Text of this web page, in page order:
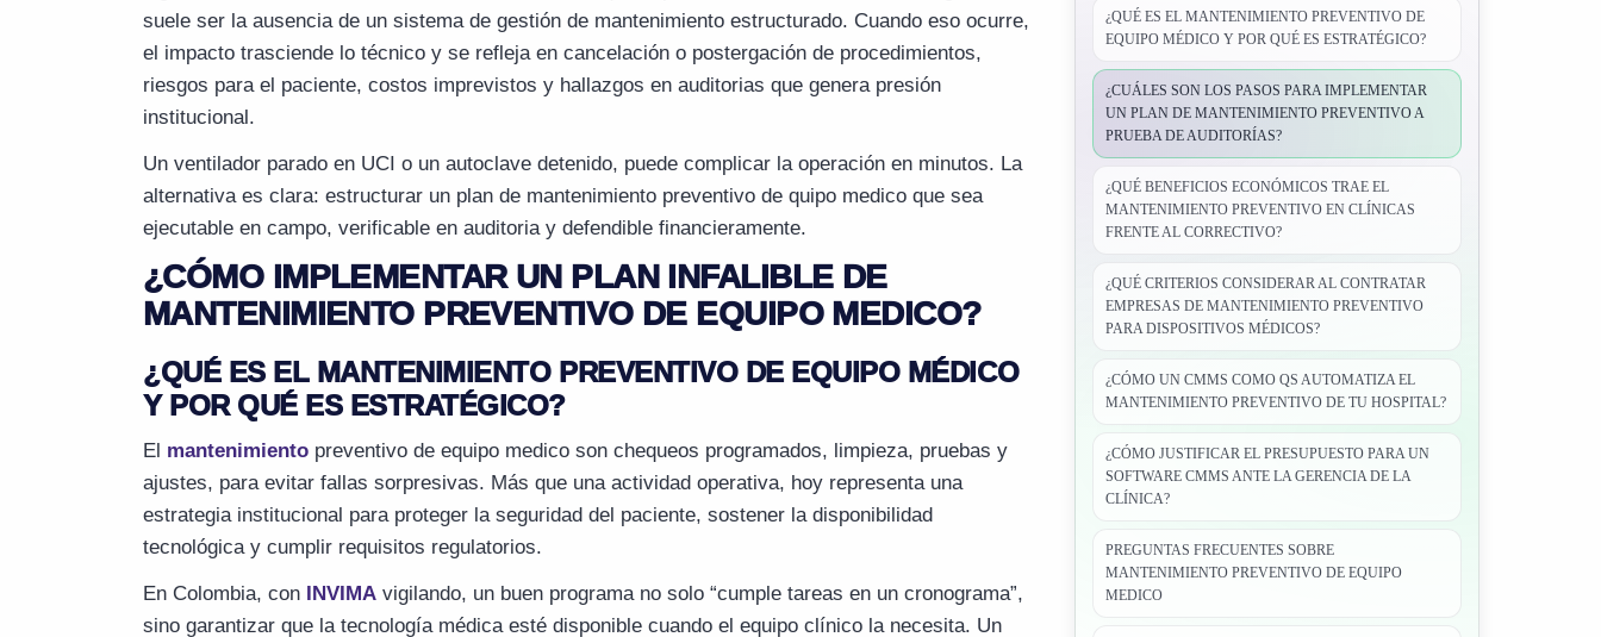
suele ser la ausencia de un sistema de gestión de mantenimiento estructurado. Cuando eso ocurre,
el impacto trasciende lo técnico y se refleja en cancelación o postergación de procedimientos,
riesgos para el paciente, costos imprevistos y hallazgos en auditorias que genera presión
institucional.
Un ventilador parado en UCI o un autoclave detenido, puede complicar la operación en minutos. La
alternativa es clara: estructurar un plan de mantenimiento preventivo de quipo medico que sea
ejecutable en campo, verificable en auditoria y defendible financieramente.
¿CÓMO IMPLEMENTAR UN PLAN INFALIBLE DE
MANTENIMIENTO PREVENTIVO DE EQUIPO MEDICO?
¿QUÉ ES EL MANTENIMIENTO PREVENTIVO DE EQUIPO MÉDICO
Y POR QUÉ ES ESTRATÉGICO?
El mantenimiento preventivo de equipo medico son chequeos programados, limpieza, pruebas y
ajustes, para evitar fallas sorpresivas. Más que una actividad operativa, hoy representa una
estrategia institucional para proteger la seguridad del paciente, sostener la disponibilidad
tecnológica y cumplir requisitos regulatorios.
En Colombia, con INVIMA vigilando, un buen programa no solo “cumple tareas en un cronograma”,
sino garantizar que la tecnología médica esté disponible cuando el equipo clínico la necesita. Un
¿QUÉ ES EL MANTENIMIENTO PREVENTIVO DE
EQUIPO MÉDICO Y POR QUÉ ES ESTRATÉGICO?
¿CUÁLES SON LOS PASOS PARA IMPLEMENTAR
UN PLAN DE MANTENIMIENTO PREVENTIVO A
PRUEBA DE AUDITORÍAS?
¿QUÉ BENEFICIOS ECONÓMICOS TRAE EL
MANTENIMIENTO PREVENTIVO EN CLÍNICAS
FRENTE AL CORRECTIVO?
¿QUÉ CRITERIOS CONSIDERAR AL CONTRATAR
EMPRESAS DE MANTENIMIENTO PREVENTIVO
PARA DISPOSITIVOS MÉDICOS?
¿CÓMO UN CMMS COMO QS AUTOMATIZA EL
MANTENIMIENTO PREVENTIVO DE TU HOSPITAL?
¿CÓMO JUSTIFICAR EL PRESUPUESTO PARA UN
SOFTWARE CMMS ANTE LA GERENCIA DE LA
CLÍNICA?
PREGUNTAS FRECUENTES SOBRE
MANTENIMIENTO PREVENTIVO DE EQUIPO
MEDICO